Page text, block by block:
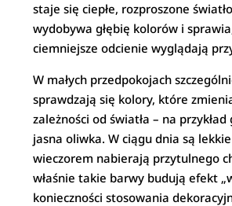
staje się ciepłe, rozproszone
wydobywa głębię kolorów i
ciemniejsze odcienie wyglądają
W małych przedpokojach
sprawdzają się kolory, które
zależności od światła – na przykład
jasna oliwka. W ciągu dnia są
wieczorem nabierają przytulnego
właśnie takie barwy budują efekt
konieczności stosowania